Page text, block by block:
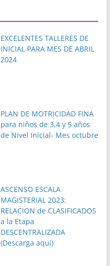
EXCELENTES TALLERES DE
INICIAL PARA MES DE ABRIL
2024
PLAN DE MOTRICIDAD FINA
para niños de 3,4 y 5 años
de Nivel Inicial- Mes octubre
ASCENSO ESCALA
MAGISTERIAL 2023:
RELACION de CLASIFICADOS
a la Etapa
DESCENTRALIZADA
(Descarga aquí)